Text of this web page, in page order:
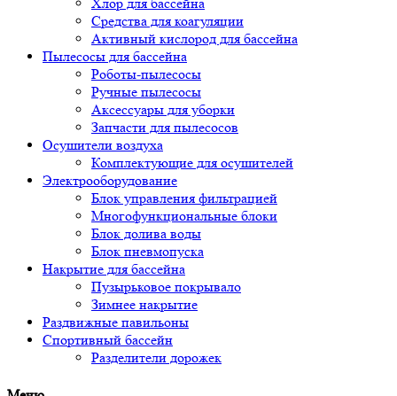
Хлор для бассейна
Средства для коагуляции
Активный кислород для бассейна
Пылесосы для бассейна
Роботы-пылесосы
Ручные пылесосы
Аксессуары для уборки
Запчасти для пылесосов
Осушители воздуха
Комплектующие для осушителей
Электрооборудование
Блок управления фильтрацией
Многофункциональные блоки
Блок долива воды
Блок пневмопуска
Накрытие для бассейна
Пузырьковое покрывало
Зимнее накрытие
Раздвижные павильоны
Спортивный бассейн
Разделители дорожек